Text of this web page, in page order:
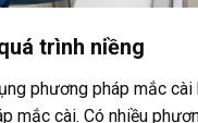
trình niềng
phương pháp mắc
mắc cài. Có nhiều